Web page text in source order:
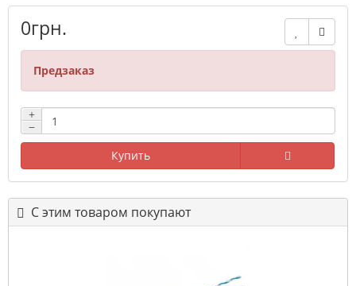
0грн.
Предзаказ
+
−
Купить
С этим товаром покупают